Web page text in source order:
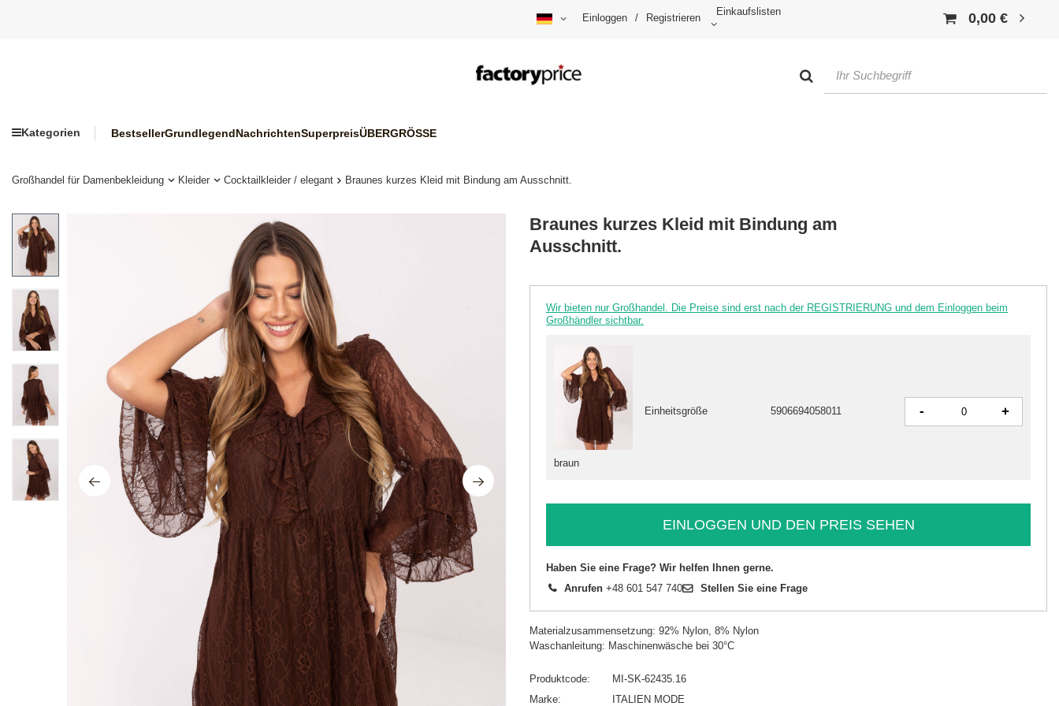
Einloggen / Registrieren
Einkaufslisten 0,00 €
Kategorien BestsellerGrundlegendNachrichtenSuperpreisÜBERGRÖSSE
Großhandel für Damenbekleidung Kleider Cocktailkleider / elegant Braunes kurzes Kleid mit Bindung am Ausschnitt.
Braunes kurzes Kleid mit Bindung am
Ausschnitt.
Wir bieten nur Großhandel. Die Preise sind erst nach der REGISTRIERUNG und dem Einloggen beim
Großhändler sichtbar.
braun
Einheitsgröße 5906694058011 - +
EINLOGGEN UND DEN PREIS SEHEN
Haben Sie eine Frage? Wir helfen Ihnen gerne.
Anrufen +48 601 547 740 Stellen Sie eine Frage
Materialzusammensetzung: 92% Nylon, 8% Nylon
Waschanleitung: Maschinenwäsche bei 30°C
Produktcode
MI-SK-62435.16
Marke
ITALIEN MODE